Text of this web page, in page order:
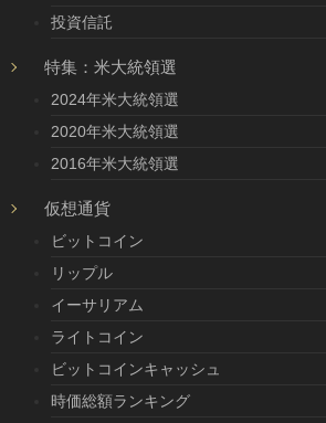
投資信託
特集：米大統領選
2024年米大統領選
2020年米大統領選
2016年米大統領選
仮想通貨
ビットコイン
リップル
イーサリアム
ライトコイン
ビットコインキャッシュ
時価総額ランキング